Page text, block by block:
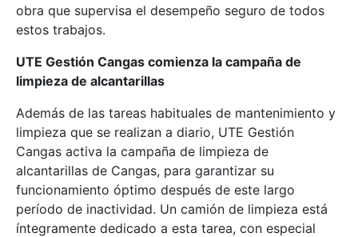
obra que supervisa el desempeño seguro de todos
estos trabajos.
UTE Gestión Cangas comienza la campaña de
limpieza de alcantarillas
Además de las tareas habituales de mantenimiento y
limpieza que se realizan a diario, UTE Gestión
Cangas activa la campaña de limpieza de
alcantarillas de Cangas, para garantizar su
funcionamiento óptimo después de este largo
período de inactividad. Un camión de limpieza está
íntegramente dedicado a esta tarea, con especial